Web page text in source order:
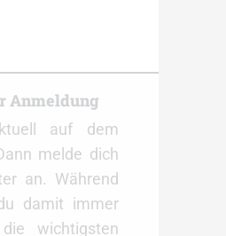
Anmeldung
auf dem
melde dich
an. Während
damit immer
wichtigsten